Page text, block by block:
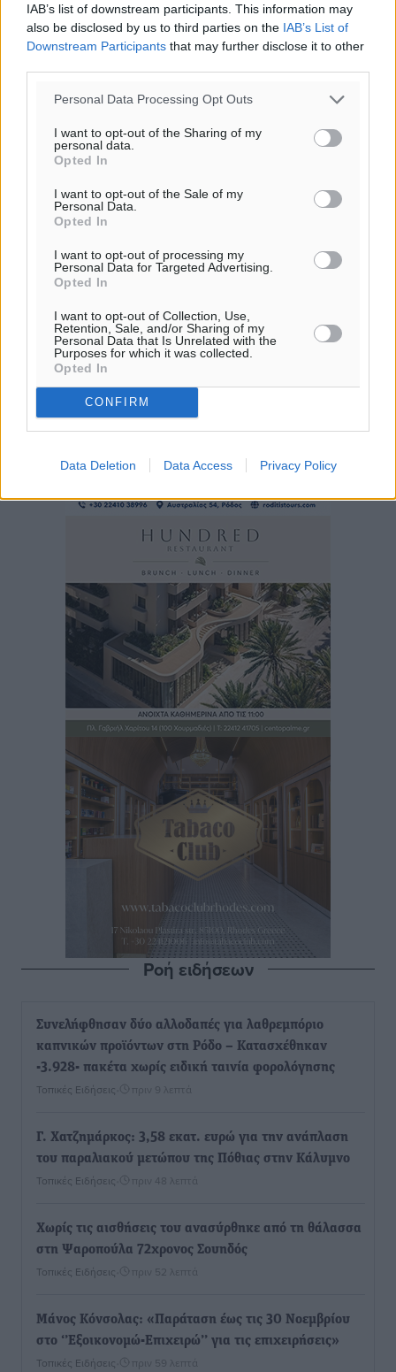
IAB’s list of downstream participants. This information may
also be disclosed by us to third parties on the IAB’s List of
Downstream Participants that may further disclose it to other
Personal Data Processing Opt Outs
I want to opt-out of the Sharing of my
personal data.
Opted In
I want to opt-out of the Sale of my
Personal Data.
Opted In
I want to opt-out of processing my
Personal Data for Targeted Advertising.
Opted In
I want to opt-out of Collection, Use,
Retention, Sale, and/or Sharing of my
Personal Data that Is Unrelated with the
Purposes for which it was collected.
Opted In
CONFIRM
Data Deletion Data Access Privacy Policy
13km/h
ΒΔ
30°/31°
06:20
Ροή ειδήσεων
Συνελήφθησαν δύο αλλοδαπές για λαθρεμπόριο
καπνικών προϊόντων στη Ρόδο – Κατασχέθηκαν
-3.928- πακέτα χωρίς ειδική ταινία φορολόγησης
Τοπικές Ειδήσεις πριν 9 λεπτά
Γ. Χατζημάρκος: 3,58 εκατ. ευρώ για την ανάπλαση
του παραλιακού μετώπου της Πόθιας στην Κάλυμνο
Τοπικές Ειδήσεις πριν 48 λεπτά
Χωρίς τις αισθήσεις του ανασύρθηκε από τη θάλασσα
στη Ψαροπούλα 72χρονος Σουηδός
Τοπικές Ειδήσεις πριν 52 λεπτά
Μάνος Κόνσολας: «Παράταση έως τις 30 Νοεμβρίου
στο ‘’Εξοικονομώ-Επιχειρώ’’ για τις επιχειρήσεις»
Τοπικές Ειδήσεις πριν 59 λεπτά